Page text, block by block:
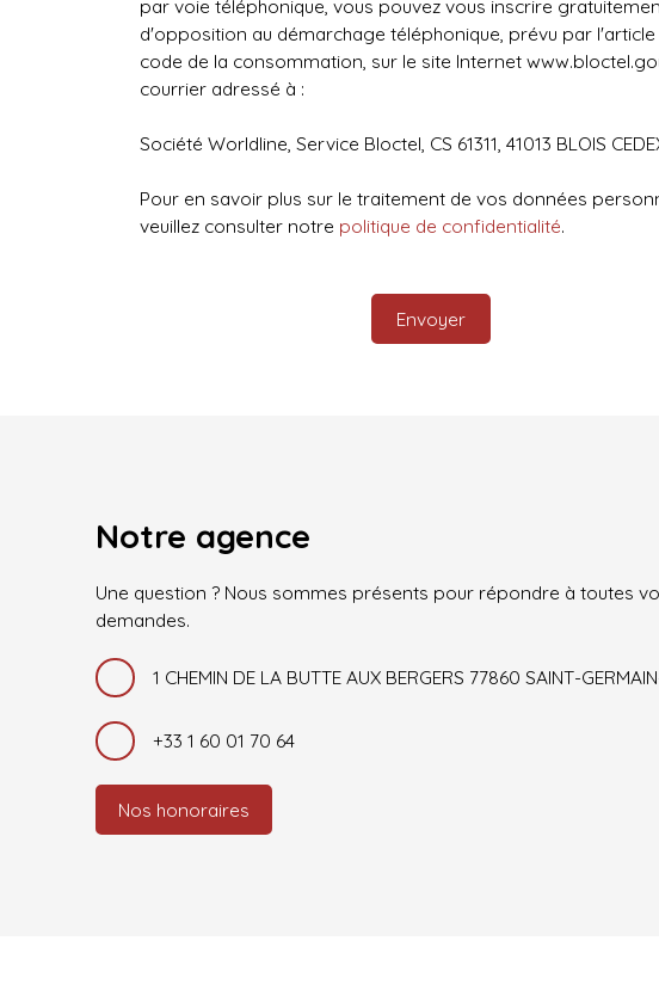
par voie téléphonique, vous pouvez vous inscrire
d'opposition au démarchage téléphonique, prévu par l'article
code de la consommation, sur le site Internet
courrier adressé à :
Société Worldline, Service Bloctel, CS 61311, 41013 BLOIS
Pour en savoir plus sur le traitement de vos données
veuillez consulter notre politique de confidentialité.
Envoyer
Notre agence
Une question ? Nous sommes présents pour répondre à toutes
demandes.
1 CHEMIN DE LA BUTTE AUX BERGERS 77860 SAINT-
+33 1 60 01 70 64
Nos honoraires